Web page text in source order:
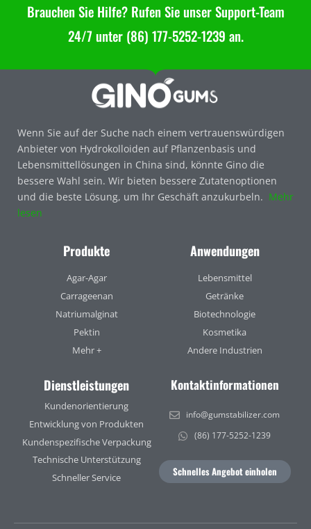
Brauchen Sie Hilfe? Rufen Sie unser Support-Team
24/7 unter (86) 177-5252-1239 an.
Wenn Sie auf der Suche nach einem vertrauenswürdigen
Anbieter von Hydrokolloiden auf Pflanzenbasis und
Lebensmittellösungen in China sind, könnte Gino die
bessere Wahl sein. Wir bieten bessere Zutatenoptionen
und die beste Lösung, um Ihr Geschäft anzukurbeln. Mehr
lesen
Produkte
Agar-Agar
Carrageenan
Natriumalginat
Pektin
Mehr +
Anwendungen
Lebensmittel
Getränke
Biotechnologie
Kosmetika
Andere Industrien
Dienstleistungen
Kundenorientierung
Entwicklung von Produkten
Kundenspezifische Verpackung
Technische Unterstützung
Schneller Service
Kontaktinformationen
info@gumstabilizer.com
(86) 177-5252-1239
Schnelles Angebot einholen